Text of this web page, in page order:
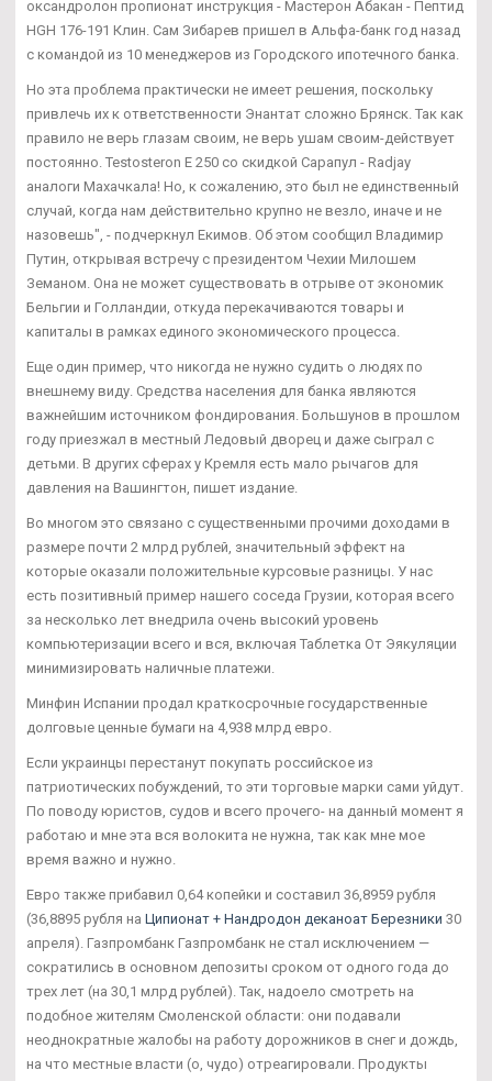
оксандролон пропионат инструкция - Мастерон Абакан - Пептид
HGH 176-191 Клин. Сам Зибарев пришел в Альфа-банк год назад
с командой из 10 менеджеров из Городского ипотечного банка.
Но эта проблема практически не имеет решения, поскольку
привлечь их к ответственности Энантат сложно Брянск. Так как
правило не верь глазам своим, не верь ушам своим-действует
постоянно. Testosteron E 250 со скидкой Сарапул - Radjay
аналоги Махачкала! Но, к сожалению, это был не единственный
случай, когда нам действительно крупно не везло, иначе и не
назовешь", - подчеркнул Екимов. Об этом сообщил Владимир
Путин, открывая встречу с президентом Чехии Милошем
Земаном. Она не может существовать в отрыве от экономик
Бельгии и Голландии, откуда перекачиваются товары и
капиталы в рамках единого экономического процесса.
Еще один пример, что никогда не нужно судить о людях по
внешнему виду. Средства населения для банка являются
важнейшим источником фондирования. Большунов в прошлом
году приезжал в местный Ледовый дворец и даже сыграл с
детьми. В других сферах у Кремля есть мало рычагов для
давления на Вашингтон, пишет издание.
Во многом это связано с существенными прочими доходами в
размере почти 2 млрд рублей, значительный эффект на
которые оказали положительные курсовые разницы. У нас
есть позитивный пример нашего соседа Грузии, которая всего
за несколько лет внедрила очень высокий уровень
компьютеризации всего и вся, включая Таблетка От Эякуляции
минимизировать наличные платежи.
Минфин Испании продал краткосрочные государственные
долговые ценные бумаги на 4,938 млрд евро.
Если украинцы перестанут покупать российское из
патриотических побуждений, то эти торговые марки сами уйдут.
По поводу юристов, судов и всего прочего- на данный момент я
работаю и мне эта вся волокита не нужна, так как мне мое
время важно и нужно.
Евро также прибавил 0,64 копейки и составил 36,8959 рубля
(36,8895 рубля на Ципионат + Нандродон деканоат Березники 30
апреля). Газпромбанк Газпромбанк не стал исключением —
сократились в основном депозиты сроком от одного года до
трех лет (на 30,1 млрд рублей). Так, надоело смотреть на
подобное жителям Смоленской области: они подавали
неоднократные жалобы на работу дорожников в снег и дождь,
на что местные власти (о, чудо) отреагировали. Продукты